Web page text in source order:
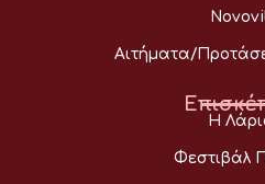
Αιτήματα/
Η
Φεστιβάλ